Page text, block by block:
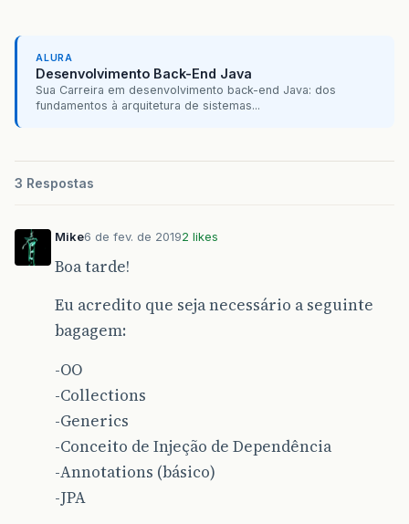
ALURA
Desenvolvimento Back-End Java
Sua Carreira em desenvolvimento back-end Java: dos
fundamentos à arquitetura de sistemas...
3 Respostas
Mike6 de fev. de 20192 likes
Boa tarde!
Eu acredito que seja necessário a seguinte
bagagem:
-OO
-Collections
-Generics
-Conceito de Injeção de Dependência
-Annotations (básico)
-JPA